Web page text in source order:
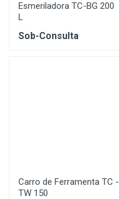
Esmeriladora TC-BG 200
L
Sob-Consulta
Carro de Ferramenta TC -
TW 150